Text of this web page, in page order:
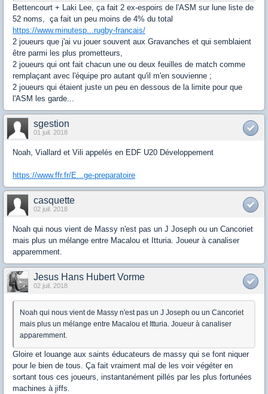
Bettencourt + Laki Lee, ça fait 2 ex-espoirs de l'ASM sur lune liste de
52 noms, ça fait un peu moins de 4% du total
https://www.minutesp...rugby-francais/
2 joueurs que j'ai vu jouer souvent aux Gravanches et qui semblaient
être parmi les plus prometteurs,
2 joueurs qui ont fait chacun une ou deux feuilles de match comme
remplaçant avec l'équipe pro autant qu'il m'en souvienne ;
2 joueurs qui étaient juste un peu en dessous de la limite pour que
l'ASM les garde...
sgestion
01 juil. 2018
Noah, Viallard et Vili appelés en EDF U20 Développement
https://www.ffr.fr/E...ge-preparatoire
casquette
02 juil. 2018
Noah qui nous vient de Massy n'est pas un J Joseph ou un Cancoriet
mais plus un mélange entre Macalou et Itturia. Joueur à canaliser
apparemment.
Jesus Hans Hubert Vorme
02 juil. 2018
Noah qui nous vient de Massy n'est pas un J Joseph ou un Cancoriet
mais plus un mélange entre Macalou et Itturia. Joueur à canaliser
apparemment.
Gloire et louange aux saints éducateurs de massy qui se font niquer
pour le bien de tous. Ça fait vraiment mal de les voir végéter en
sortant tous ces joueurs, instantanément pillés par les plus fortunées
machines à jiffs.